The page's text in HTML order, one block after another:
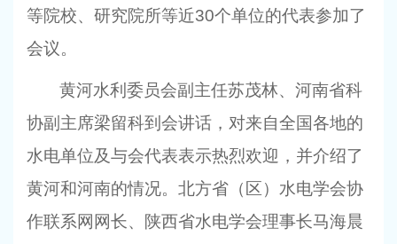
等院校、研究院所等近30个单位的代表参加了
会议。
黄河水利委员会副主任苏茂林、河南省科
协副主席梁留科到会讲话，对来自全国各地的
水电单位及与会代表表示热烈欢迎，并介绍了
黄河和河南的情况。北方省（区）水电学会协
作联系网网长、陕西省水电学会理事长马海晨